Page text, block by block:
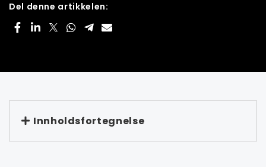
Del denne artikkelen:
Innholdsfortegnelse